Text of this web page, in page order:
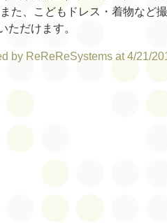
た、こどもドレス・着物など
ただけます。
by ReReReSystems at 4/21/